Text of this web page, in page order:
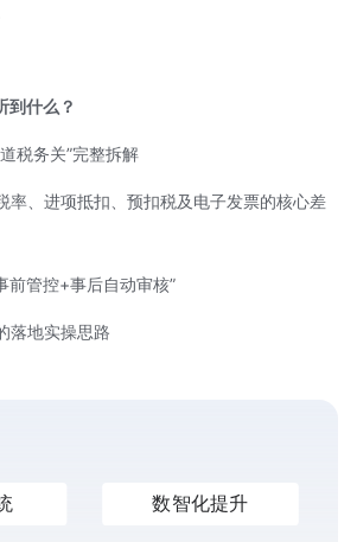
到什么？
税务关”完整拆解
率、进项抵扣、预扣税及电子发票的核心差
前管控+事后自动审核”
落地实操思路
数智化提升